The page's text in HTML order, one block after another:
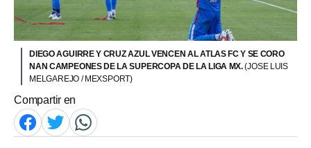
DIEGO AGUIRRE Y CRUZ AZUL VENCEN AL ATLAS FC Y SE CORO
NAN CAMPEONES DE LA SUPERCOPA DE LA LIGA MX.(JOSE LUIS
MELGAREJO / MEXSPORT)
Compartir en